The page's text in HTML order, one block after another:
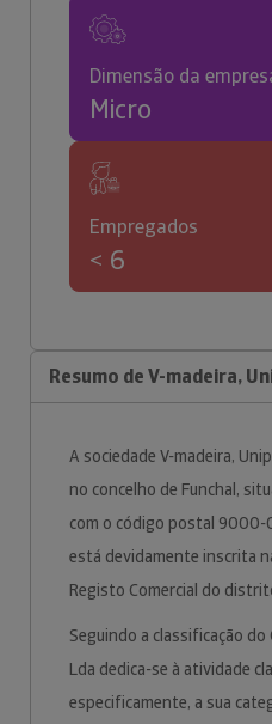
Dimensão da
Micro
Empregados
< 6
Resumo de V-madeira,
A sociedade V-madeira,
no concelho de Funchal,
com o código postal 9000-
está devidamente inscrita
Registo Comercial do
Seguindo a classificação do
Lda dedica-se à atividade
especificamente, a sua